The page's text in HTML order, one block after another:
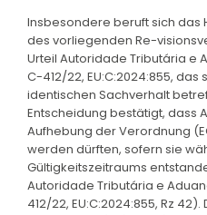
Insbesondere beruft sich das
des vorliegenden Re-
Urteil Autoridade Tributária e
C-412/22, EU:C:2024:855,
identischen Sachverhalt
Entscheidung bestätigt, dass
Aufhebung der Verordnung
werden dürften, sofern sie
Gültigkeitszeitraums
Autoridade Tributária e
412/22, EU:C:2024:855, Rz